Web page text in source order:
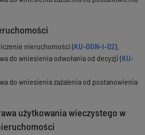
nieruchomości (KU-GGN-I-02).
do wniesienia odwołania od decyzji (KU-
do wniesienia zażalenia od postanowienia
użytkowania wieczystego w